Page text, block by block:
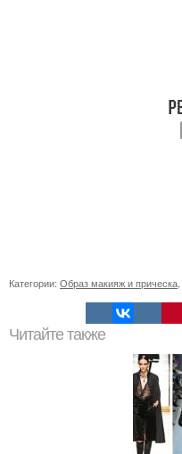
Категории: Образ макияж и прическа
Читайте также